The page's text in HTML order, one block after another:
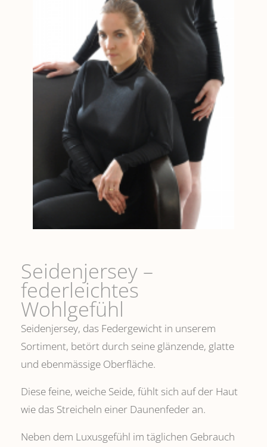
Seidenjersey –
federleichtes
Wohlgefühl
Seidenjersey, das Federgewicht in unserem
Sortiment, betört durch seine glänzende, glatte
und ebenmässige Oberfläche.
Diese feine, weiche Seide, fühlt sich auf der Haut
wie das Streicheln einer Daunenfeder an.
Neben dem Luxusgefühl im täglichen Gebrauch